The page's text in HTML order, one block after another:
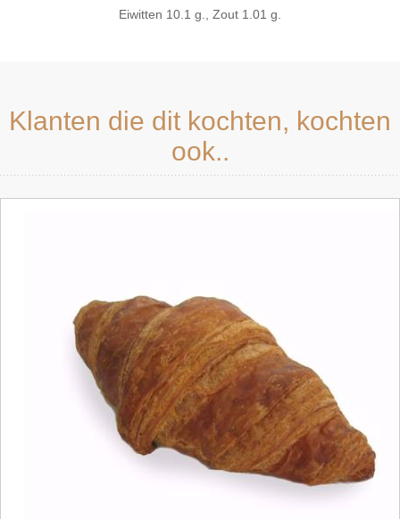
Eiwitten 10.1 g., Zout 1.01 g.
Klanten die dit kochten, kochten
ook..